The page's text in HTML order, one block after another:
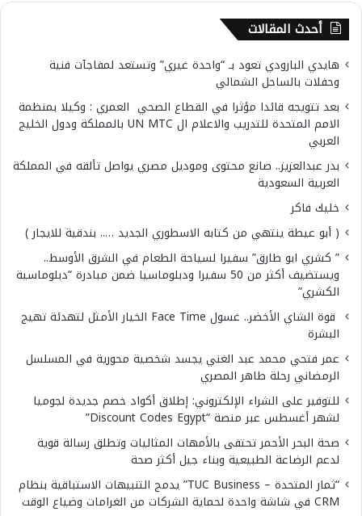
أحدث المقالات
هايدي البارودي تعود بـ “واحدة غيري” وتستعد لمفاجآت فنية
وحفلات بالساحل الشمالي
بعد تتويجه قائدا مؤثرا في القطاع الصحي العمري : وكيلا بمنظمة
الامم المتحدة للتدريب والاعلام ال UN MTC بالمملكة ودول الخليج
العربي
بدر عبدالعزيز.. صانع محتوى وموديل مصري يواصل تألقه في المملكة
العربية السعودية
خليك فاكر
( أبو عيطة ينتهي من كتابه الاسطوري الجديد ….. بندقية للايجار )
” كشري ابو طارق” سفيرا لسياحة الطعام في الشرق الأوسط..
ويستضيف أكثر من 50 سفيرا ودبلوماسيا ضمن مبادرة “دبلوماسية
الكشري”
قوة الشاي الأخضر.. غسول Face Time الخيار الأمثل لتهدئة تهيج
البشرة
عمر فتحي محمد عبد الغني يجسد شخصية محورية في المسلسل
الرمضاني رحلة طاهر المصري
للتوفير على الشراء الإلكتروني: إطلاق أكواد خصم جديدة لجوميا
لشهر أغسطس عبر منصة “Discount Codes Egypt”
صحة البحر الأحمر تحتفى بالأمهات المثاليات وتطلق رسالة قوية
لدعم الرضاعة الطبيعية وبناء جيل أكثر صحة
“ثمار المتحدة – TUC Business” يدمج التنبيهات الاستباقية بنظام
CRM في شاشة واحدة لحماية الشركات من الغرامات وضياع الوقت